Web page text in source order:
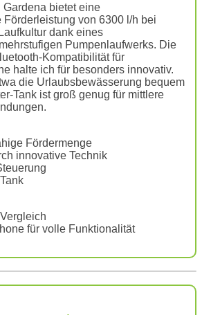
bietet eine
von 6300 l/h bei
dank eines
Pumpenlaufwerks. Die
Kompatibilität für
halte ich für besonders innovativ.
die Urlaubsbewässerung bequem
Tank ist groß genug für mittlere
Fördermenge
innovative Technik
für volle Funktionalität